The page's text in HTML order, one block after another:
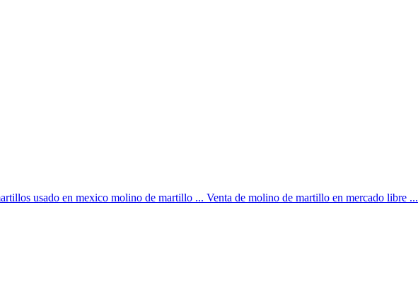
usado en mexico molino de martillo ... Venta de molino de martillo en mercado libre ...